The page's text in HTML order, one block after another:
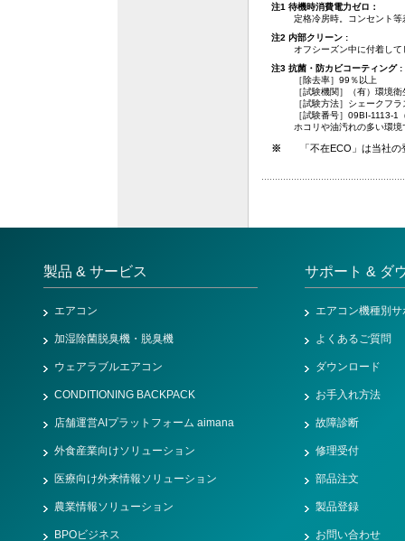
注1 待機時消費電力ゼロ：
定格冷房時。コンセント
注2 内部クリーン :
オフシーズン中に付着し
注3 抗菌・防カビコーティング :
［除去率］99％以上
［試験機関］（有）環境
［試験方法］シェークフ
［試験番号］09BI-1113-1
ホコリや油汚れの多い環
※ 「不在ECO」は当社
製品 & サービス
エアコン
加湿除菌脱臭機・脱臭機
ウェアラブルエアコン
CONDITIONING BACKPACK
店舗運営AIプラットフォーム aimana
外食産業向けソリューション
医療向け外来情報ソリューション
農業情報ソリューション
BPOビジネス
サポート & ダ
エアコン機種別
よくあるご質問
ダウンロード
お手入れ方法
故障診断
修理受付
部品注文
製品登録
お問い合わせ